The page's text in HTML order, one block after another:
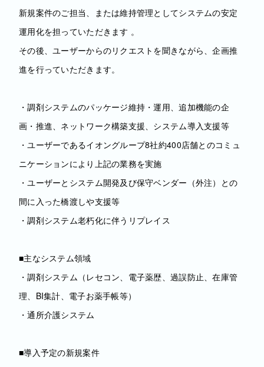
新規案件のご担当、または維持管理としてシステムの安定
運用化を担っていただきます 。
その後、ユーザーからのリクエストを聞きながら、企画推
進を行っていただきます。
・調剤システムのパッケージ維持・運用、追加機能の企
画・推進、ネットワーク構築支援、システム導入支援等
・ユーザーであるイオングループ8社約400店舗とのコミュ
ニケーションにより上記の業務を実施
・ユーザーとシステム開発及び保守ベンダー（外注）との
間に入った橋渡しや支援等
・調剤システム老朽化に伴うリプレイス
■主なシステム領域
・調剤システム（レセコン、電子薬歴、過誤防止、在庫管
理、BI集計、電子お薬手帳等）
・通所介護システム
■導入予定の新規案件